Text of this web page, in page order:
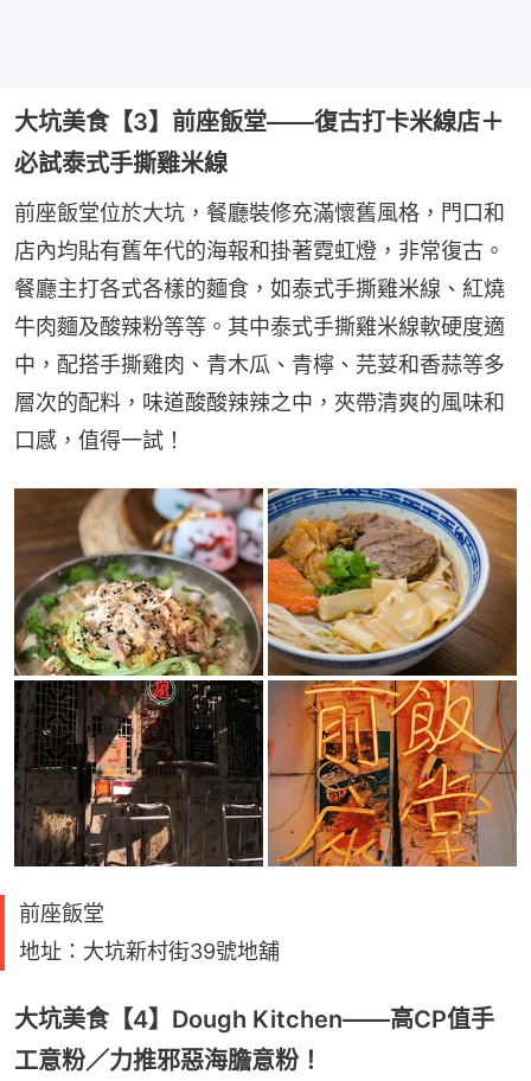
大坑美食【3】前座飯堂——復古打卡米線店＋
必試泰式手撕雞米線
前座飯堂位於大坑，餐廳裝修充滿懷舊風格，門口和
店內均貼有舊年代的海報和掛著霓虹燈，非常復古。
餐廳主打各式各樣的麵食，如泰式手撕雞米線、紅燒
牛肉麵及酸辣粉等等。其中泰式手撕雞米線軟硬度適
中，配搭手撕雞肉、青木瓜、青檸、芫荽和香蒜等多
層次的配料，味道酸酸辣辣之中，夾帶清爽的風味和
口感，值得一試！
前座飯堂
地址：大坑新村街39號地舖
大坑美食【4】Dough Kitchen——高CP值手
工意粉／力推邪惡海膽意粉！